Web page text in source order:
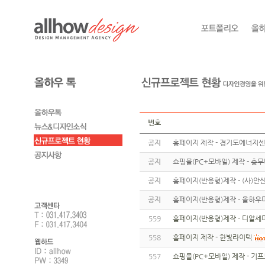
번호
공지 홈페이지 제작 - 경기도에너지
공지 쇼핑몰(PC+모바일) 제작 - 총
공지 홈페이지(반응형)제작 - (사)안
공지 홈페이지(반응형)제작 - 올하우
559 홈페이지(반응형)제작 - 디알세
558 홈페이지 제작 - 한빛라이텍
557 쇼핑몰(PC+모바일) 제작 - 기